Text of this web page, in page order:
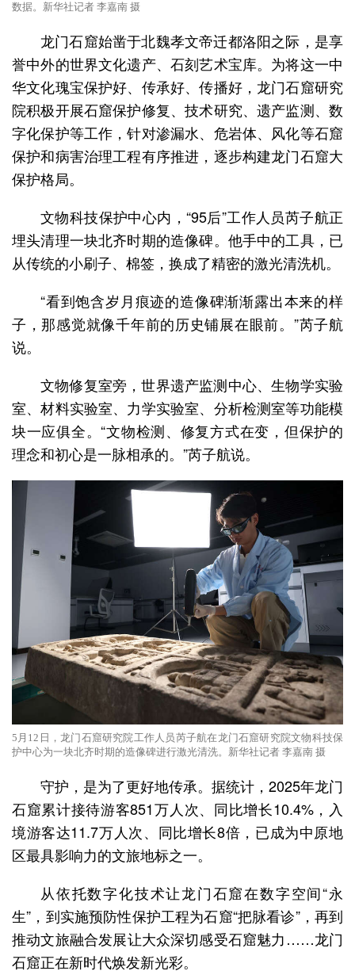
数据。新华社记者 李嘉南 摄
龙门石窟始凿于北魏孝文帝迁都洛阳之际，是享
誉中外的世界文化遗产、石刻艺术宝库。为将这一中
华文化瑰宝保护好、传承好、传播好，龙门石窟研究
院积极开展石窟保护修复、技术研究、遗产监测、数
字化保护等工作，针对渗漏水、危岩体、风化等石窟
保护和病害治理工程有序推进，逐步构建龙门石窟大
保护格局。
文物科技保护中心内，“95后”工作人员芮子航正
埋头清理一块北齐时期的造像碑。他手中的工具，已
从传统的小刷子、棉签，换成了精密的激光清洗机。
“看到饱含岁月痕迹的造像碑渐渐露出本来的样
子，那感觉就像千年前的历史铺展在眼前。”芮子航
说。
文物修复室旁，世界遗产监测中心、生物学实验
室、材料实验室、力学实验室、分析检测室等功能模
块一应俱全。“文物检测、修复方式在变，但保护的
理念和初心是一脉相承的。”芮子航说。
5月12日，龙门石窟研究院工作人员芮子航在龙门石窟研究院文物科技保
护中心为一块北齐时期的造像碑进行激光清洗。新华社记者 李嘉南 摄
守护，是为了更好地传承。据统计，2025年龙门
石窟累计接待游客851万人次、同比增长10.4%，入
境游客达11.7万人次、同比增长8倍，已成为中原地
区最具影响力的文旅地标之一。
从依托数字化技术让龙门石窟在数字空间“永
生”，到实施预防性保护工程为石窟“把脉看诊”，再到
推动文旅融合发展让大众深切感受石窟魅力……龙门
石窟正在新时代焕发新光彩。